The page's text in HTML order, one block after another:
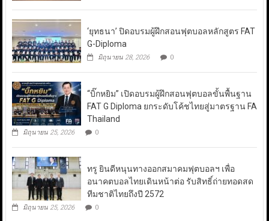
‘ยุทธนา’ ปิดอบรมผู้ฝึกสอนฟุตบอลหลักสูตร FAT
G-Diploma
มิถุนายน 28, 2026 0
“บิ๊กหยิม” เปิดอบรมผู้ฝึกสอนฟุตบอลขั้นพื้นฐาน
FAT G Diploma ยกระดับโค้ชไทยสู่มาตรฐาน FA
Thailand
มิถุนายน 25, 2026 0
ทรู ยินดีหนุนทางออกสมาคมฟุตบอลฯ เพื่อ
อนาคตบอลไทยเดินหน้าต่อ รับสิทธิ์ถ่ายทอดสด
ทีมชาติไทยถึงปี 2572
มิถุนายน 25, 2026 0